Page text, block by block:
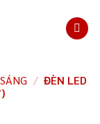
/ ĐÈN LED